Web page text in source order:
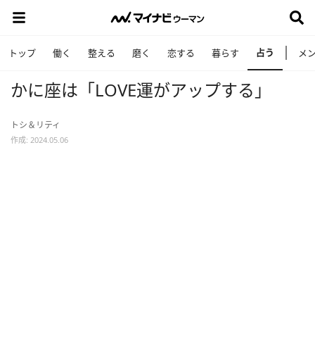
トップ 働く 整える 磨く 恋する 暮らす 占う メ
かに座は「LOVE運がアップする」
トシ＆リティ
作成: 2024.05.06